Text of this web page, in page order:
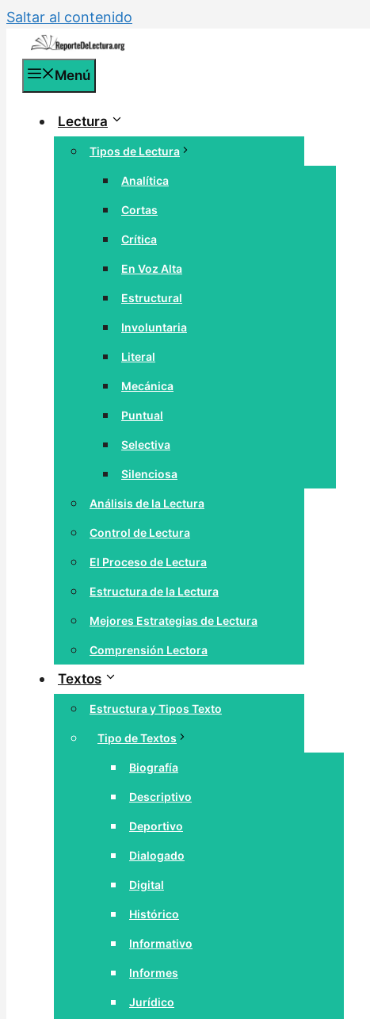
Saltar al contenido
Menú
Lectura
Tipos de Lectura
Analítica
Cortas
Crítica
En Voz Alta
Estructural
Involuntaria
Literal
Mecánica
Puntual
Selectiva
Silenciosa
Análisis de la Lectura
Control de Lectura
El Proceso de Lectura
Estructura de la Lectura
Mejores Estrategias de Lectura
Comprensión Lectora
Textos
Estructura y Tipos Texto
Tipo de Textos
Biografía
Descriptivo
Deportivo
Dialogado
Digital
Histórico
Informativo
Informes
Jurídico